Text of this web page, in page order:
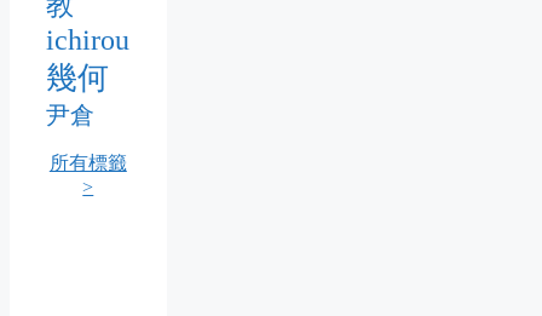
ichirou
幾何
尹倉
所有標籤
>